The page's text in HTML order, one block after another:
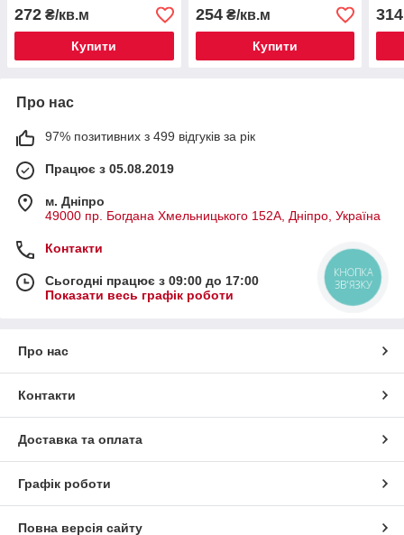
272 ₴/кв.м
Купити
254₴/кв.м
Купити
314
Про нас
97% позитивних з 499 відгуків за рік
Працює з 05.08.2019
м. Дніпро
49000 пр. Богдана Хмельницького 152А, Дніпро, Україна
Контакти
Сьогодні працює з 09:00 до 17:00
Показати весь графік роботи
Про нас
Контакти
Доставка та оплата
Графік роботи
Повна версія сайту
КНОПКА
ЗВ'ЯЗКУ